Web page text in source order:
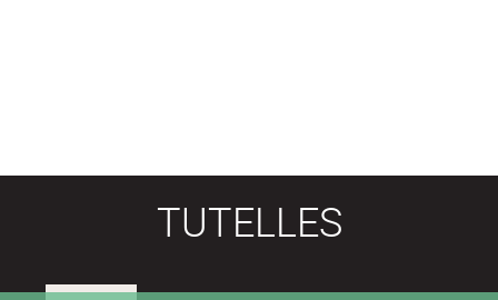
TUTELLES